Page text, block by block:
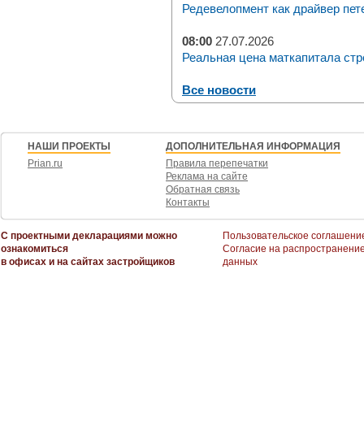
Редевелопмент как драйвер
08:00 27.07.2026
Реальная цена маткапитала
Все новости
НАШИ ПРОЕКТЫ
Prian.ru
ДОПОЛНИТЕЛЬНАЯ ИНФОРМАЦИЯ
Правила перепечатки
Реклама на сайте
Обратная связь
Контакты
С проектными декларациями можно
ознакомиться
в офисах и на сайтах застройщиков
Пользовательское
Согласие на
данных